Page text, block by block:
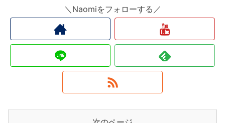
＼Naomiをフォローする／